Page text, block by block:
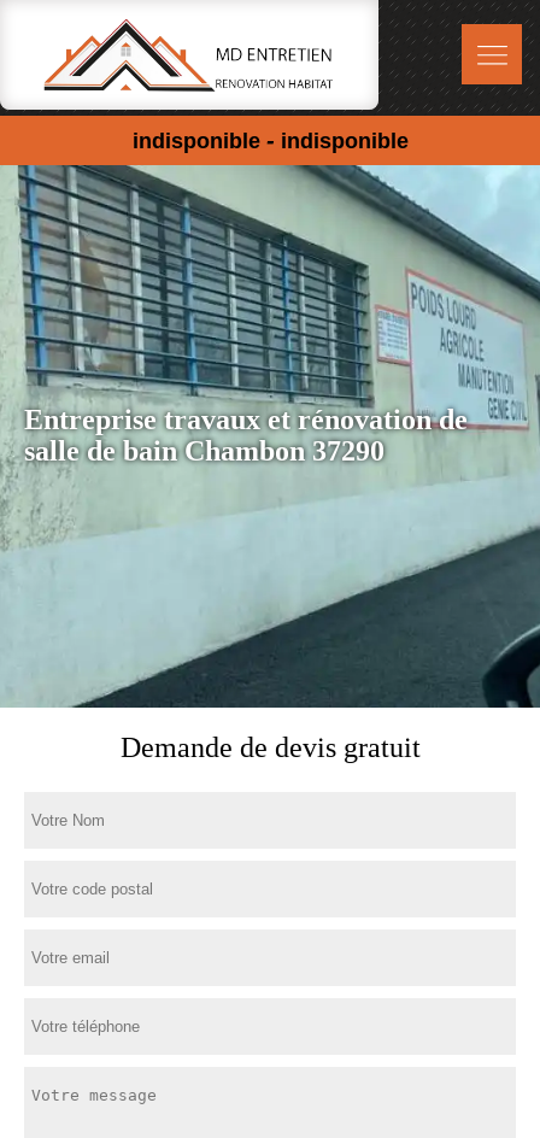
indisponible - indisponible
Entreprise travaux et rénovation de
salle de bain Chambon 37290
Demande de devis gratuit